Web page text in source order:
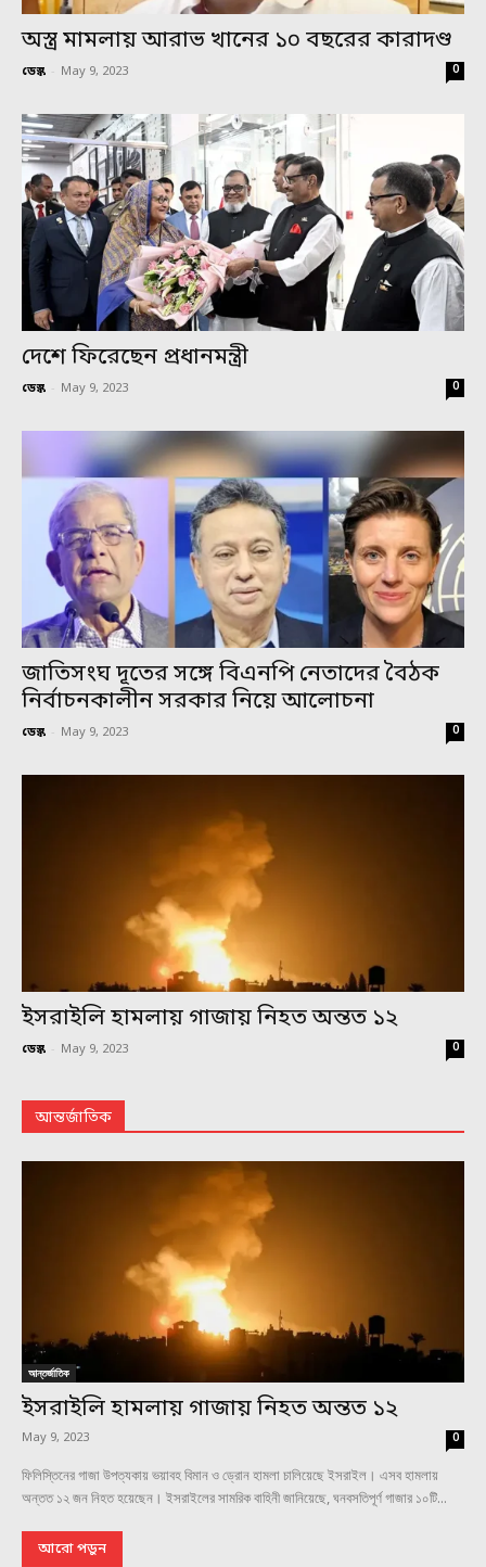
অস্ত্র মামলায় আরাভ খানের ১০ বছরের কারাদণ্ড
ডেস্ক - May 9, 2023 0
দেশে ফিরেছেন প্রধানমন্ত্রী
ডেস্ক - May 9, 2023 0
জাতিসংঘ দূতের সঙ্গে বিএনপি নেতাদের বৈঠক
নির্বাচনকালীন সরকার নিয়ে আলোচনা
ডেস্ক - May 9, 2023 0
ইসরাইলি হামলায় গাজায় নিহত অন্তত ১২
ডেস্ক - May 9, 2023 0
আন্তর্জাতিক
আন্তর্জাতিক
ইসরাইলি হামলায় গাজায় নিহত অন্তত ১২
May 9, 2023 0
ফিলিস্তিনের গাজা উপত্যকায় ভয়াবহ বিমান ও ড্রোন হামলা চালিয়েছে ইসরাইল। এসব হামলায়
অন্তত ১২ জন নিহত হয়েছেন। ইসরাইলের সামরিক বাহিনী জানিয়েছে, ঘনবসতিপূর্ণ গাজার ১০টি...
আরো পড়ুন